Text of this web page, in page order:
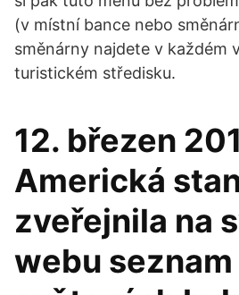
(v místní bance nebo
směnárny najdete v každém
turistickém středisku.
12. březen
Americká
zveřejnila na
webu seznam